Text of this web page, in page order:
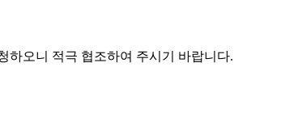
하오니 적극 협조하여 주시기 바랍니다.